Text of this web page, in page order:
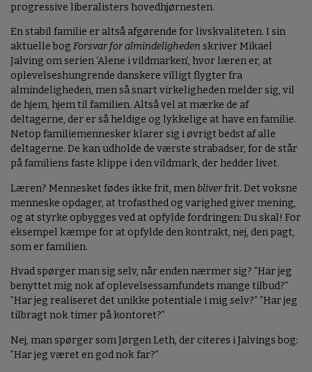
progressive liberalisters hovedhjørnesten.
En stabil familie er altså afgørende for livskvaliteten. I sin
aktuelle bog Forsvar for almindeligheden skriver Mikael
Jalving om serien ‘Alene i vildmarken’, hvor læren er, at
oplevelseshungrende danskere villigt flygter fra
almindeligheden, men så snart virkeligheden melder sig, vil
de hjem, hjem til familien. Altså vel at mærke de af
deltagerne, der er så heldige og lykkelige at have en familie.
Netop familiemennesker klarer sig i øvrigt bedst af alle
deltagerne. De kan udholde de værste strabadser, for de står
på familiens faste klippe i den vildmark, der hedder livet.
Læren? Mennesket fødes ikke frit, men bliverfrit. Det voksne
menneske opdager, at trofasthed og varighed giver mening,
og at styrke opbygges ved at opfylde fordringen: Du skal! For
eksempel kæmpe for at opfylde den kontrakt, nej, den pagt,
som er familien.
Hvad spørger man sig selv, når enden nærmer sig? ”Har jeg
benyttet mig nok af oplevelsessamfundets mange tilbud?”
”Har jeg realiseret det unikke potentiale i mig selv?” ”Har jeg
tilbragt nok timer på kontoret?”
Nej, man spørger som Jørgen Leth, der citeres i Jalvings bog:
”Har jeg været en god nok far?”